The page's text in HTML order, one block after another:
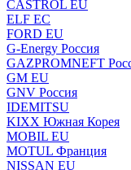
CASTROL EU
ELF EC
FORD EU
G-Energy Россия
GAZPROMNEFT
GM EU
GNV Россия
IDEMITSU
KIXX Южная Корея
MOBIL EU
MOTUL Франция
NISSAN EU